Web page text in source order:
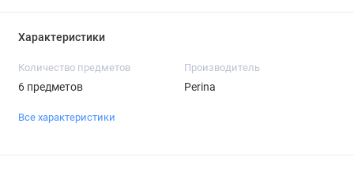
Характеристики
Количество предметов
6 предметов
Производитель
Perina
Все характеристики